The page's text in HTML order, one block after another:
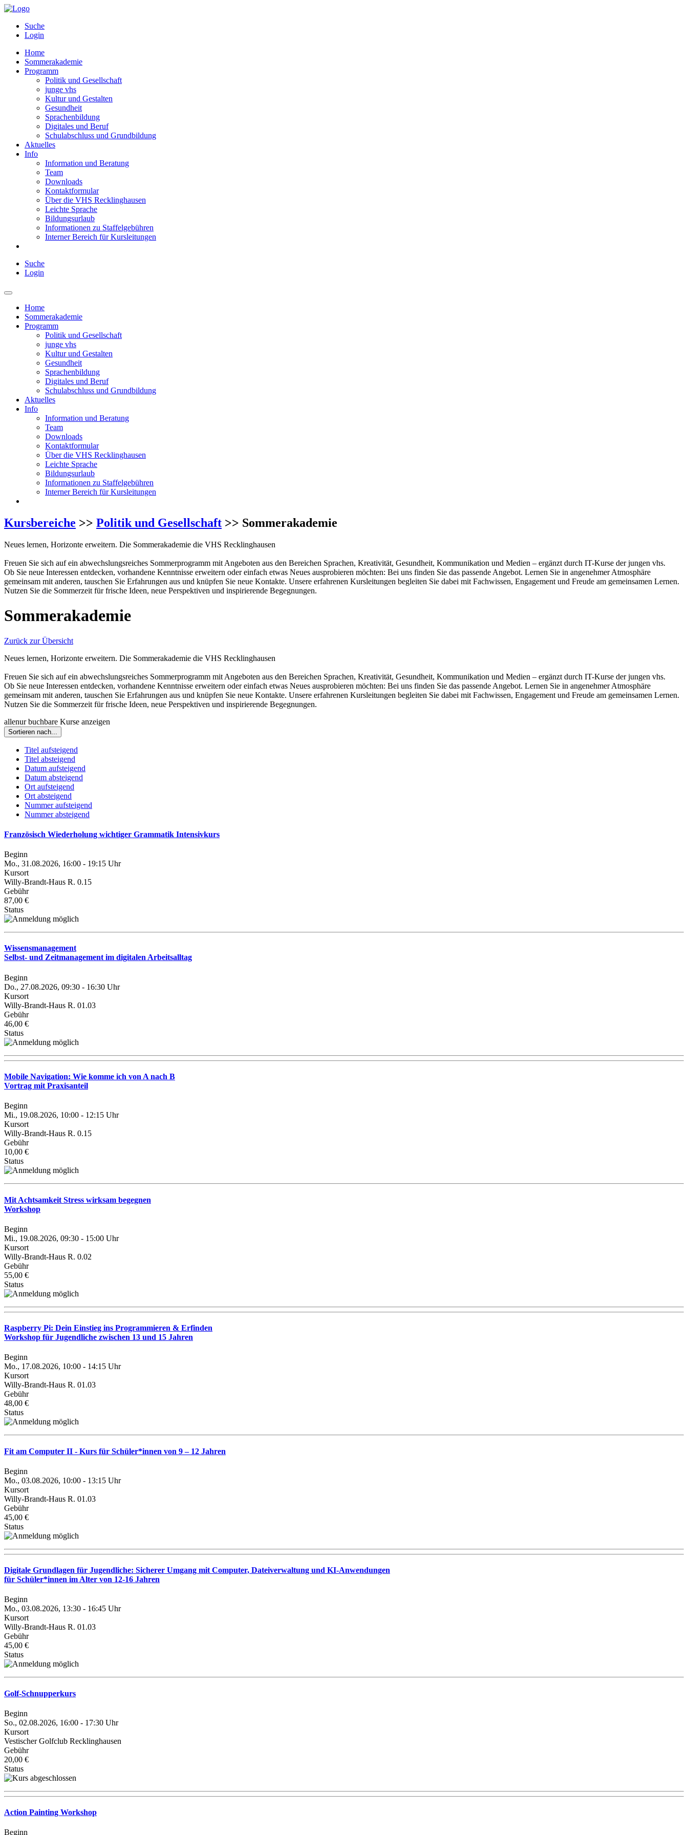
Suche
Login
Home
Sommerakademie
Programm
Politik und Gesellschaft
junge vhs
Kultur und Gestalten
Gesundheit
Sprachenbildung
Digitales und Beruf
Schulabschluss und Grundbildung
Aktuelles
Info
Information und Beratung
Team
Downloads
Kontaktformular
Über die VHS Recklinghausen
Leichte Sprache
Bildungsurlaub
Informationen zu Staffelgebühren
Interner Bereich für Kursleitungen
Suche
Login
Home
Sommerakademie
Programm
Politik und Gesellschaft
junge vhs
Kultur und Gestalten
Gesundheit
Sprachenbildung
Digitales und Beruf
Schulabschluss und Grundbildung
Aktuelles
Info
Information und Beratung
Team
Downloads
Kontaktformular
Über die VHS Recklinghausen
Leichte Sprache
Bildungsurlaub
Informationen zu Staffelgebühren
Interner Bereich für Kursleitungen
Kursbereiche >> Politik und Gesellschaft >> Sommerakademie
Neues lernen, Horizonte erweitern. Die Sommerakademie die VHS Recklinghausen
Freuen Sie sich auf ein abwechslungsreiches Sommerprogramm mit Angeboten aus den Bereichen Sprachen, Kreativität, Gesundheit, Kommunikation und Medien – ergänzt durch IT-Kurse der jungen vhs.
Ob Sie neue Interessen entdecken, vorhandene Kenntnisse erweitern oder einfach etwas Neues ausprobieren möchten: Bei uns finden Sie das passende Angebot. Lernen Sie in angenehmer Atmosphäre
gemeinsam mit anderen, tauschen Sie Erfahrungen aus und knüpfen Sie neue Kontakte. Unsere erfahrenen Kursleitungen begleiten Sie dabei mit Fachwissen, Engagement und Freude am gemeinsamen Lernen.
Nutzen Sie die Sommerzeit für frische Ideen, neue Perspektiven und inspirierende Begegnungen.
Sommerakademie
Zurück zur Übersicht
Neues lernen, Horizonte erweitern. Die Sommerakademie die VHS Recklinghausen
Freuen Sie sich auf ein abwechslungsreiches Sommerprogramm mit Angeboten aus den Bereichen Sprachen, Kreativität, Gesundheit, Kommunikation und Medien – ergänzt durch IT-Kurse der jungen vhs.
Ob Sie neue Interessen entdecken, vorhandene Kenntnisse erweitern oder einfach etwas Neues ausprobieren möchten: Bei uns finden Sie das passende Angebot. Lernen Sie in angenehmer Atmosphäre
gemeinsam mit anderen, tauschen Sie Erfahrungen aus und knüpfen Sie neue Kontakte. Unsere erfahrenen Kursleitungen begleiten Sie dabei mit Fachwissen, Engagement und Freude am gemeinsamen Lernen.
Nutzen Sie die Sommerzeit für frische Ideen, neue Perspektiven und inspirierende Begegnungen.
allenur buchbare Kurse anzeigen
Sortieren nach...
Titel aufsteigend
Titel absteigend
Datum aufsteigend
Datum absteigend
Ort aufsteigend
Ort absteigend
Nummer aufsteigend
Nummer absteigend
Französisch Wiederholung wichtiger Grammatik Intensivkurs
Beginn
Mo., 31.08.2026, 16:00 - 19:15 Uhr
Kursort
Willy-Brandt-Haus R. 0.15
Gebühr
87,00 €
Status
Wissensmanagement
Selbst- und Zeitmanagement im digitalen Arbeitsalltag
Beginn
Do., 27.08.2026, 09:30 - 16:30 Uhr
Kursort
Willy-Brandt-Haus R. 01.03
Gebühr
46,00 €
Status
Mobile Navigation: Wie komme ich von A nach B
Vortrag mit Praxisanteil
Beginn
Mi., 19.08.2026, 10:00 - 12:15 Uhr
Kursort
Willy-Brandt-Haus R. 0.15
Gebühr
10,00 €
Status
Mit Achtsamkeit Stress wirksam begegnen
Workshop
Beginn
Mi., 19.08.2026, 09:30 - 15:00 Uhr
Kursort
Willy-Brandt-Haus R. 0.02
Gebühr
55,00 €
Status
Raspberry Pi: Dein Einstieg ins Programmieren & Erfinden
Workshop für Jugendliche zwischen 13 und 15 Jahren
Beginn
Mo., 17.08.2026, 10:00 - 14:15 Uhr
Kursort
Willy-Brandt-Haus R. 01.03
Gebühr
48,00 €
Status
Fit am Computer II - Kurs für Schüler*innen von 9 – 12 Jahren
Beginn
Mo., 03.08.2026, 10:00 - 13:15 Uhr
Kursort
Willy-Brandt-Haus R. 01.03
Gebühr
45,00 €
Status
Digitale Grundlagen für Jugendliche: Sicherer Umgang mit Computer, Dateiverwaltung und KI-Anwendungen
für Schüler*innen im Alter von 12-16 Jahren
Beginn
Mo., 03.08.2026, 13:30 - 16:45 Uhr
Kursort
Willy-Brandt-Haus R. 01.03
Gebühr
45,00 €
Status
Golf-Schnupperkurs
Beginn
So., 02.08.2026, 16:00 - 17:30 Uhr
Kursort
Vestischer Golfclub Recklinghausen
Gebühr
20,00 €
Status
Action Painting Workshop
Beginn